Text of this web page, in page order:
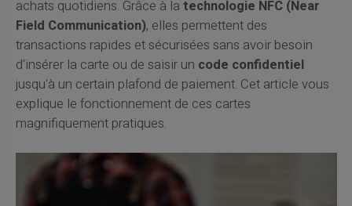
achats quotidiens. Grâce à la technologie NFC (Near
Field Communication), elles permettent des
transactions rapides et sécurisées sans avoir besoin
d'insérer la carte ou de saisir un code confidentiel
jusqu'à un certain plafond de paiement. Cet article vous
explique le fonctionnement de ces cartes
magnifiquement pratiques.